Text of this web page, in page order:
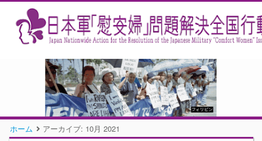
ホーム アーカイブ: 10月 2021